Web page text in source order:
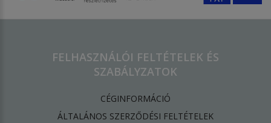
FELHASZNÁLÓI FELTÉTELEK ÉS
SZABÁLYZATOK
CÉGINFORMÁCIÓ
ÁLTALÁNOS SZERZŐDÉSI FELTÉTELEK